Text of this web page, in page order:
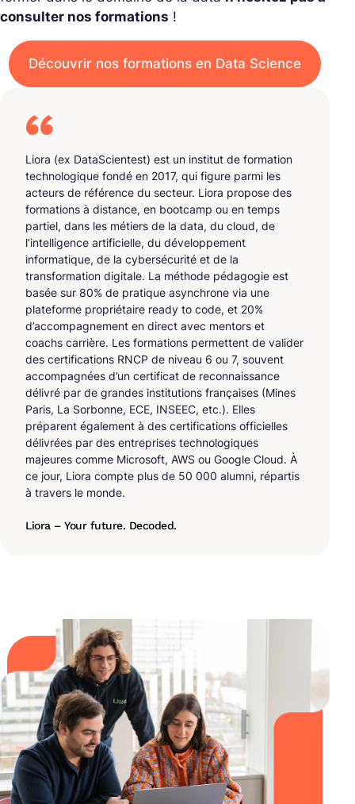
consulter nos formations !
Découvrir nos formations en Data Science
Liora (ex DataScientest) est un institut de formation
technologique fondé en 2017, qui figure parmi les
acteurs de référence du secteur. Liora propose des
formations à distance, en bootcamp ou en temps
partiel, dans les métiers de la data, du cloud, de
l’intelligence artificielle, du développement
informatique, de la cybersécurité et de la
transformation digitale. La méthode pédagogie est
basée sur 80% de pratique asynchrone via une
plateforme propriétaire ready to code, et 20%
d’accompagnement en direct avec mentors et
coachs carrière. Les formations permettent de valider
des certifications RNCP de niveau 6 ou 7, souvent
accompagnées d’un certificat de reconnaissance
délivré par de grandes institutions françaises (Mines
Paris, La Sorbonne, ECE, INSEEC, etc.). Elles
préparent également à des certifications officielles
délivrées par des entreprises technologiques
majeures comme Microsoft, AWS ou Google Cloud. À
ce jour, Liora compte plus de 50 000 alumni, répartis
à travers le monde.
Liora – Your future. Decoded.